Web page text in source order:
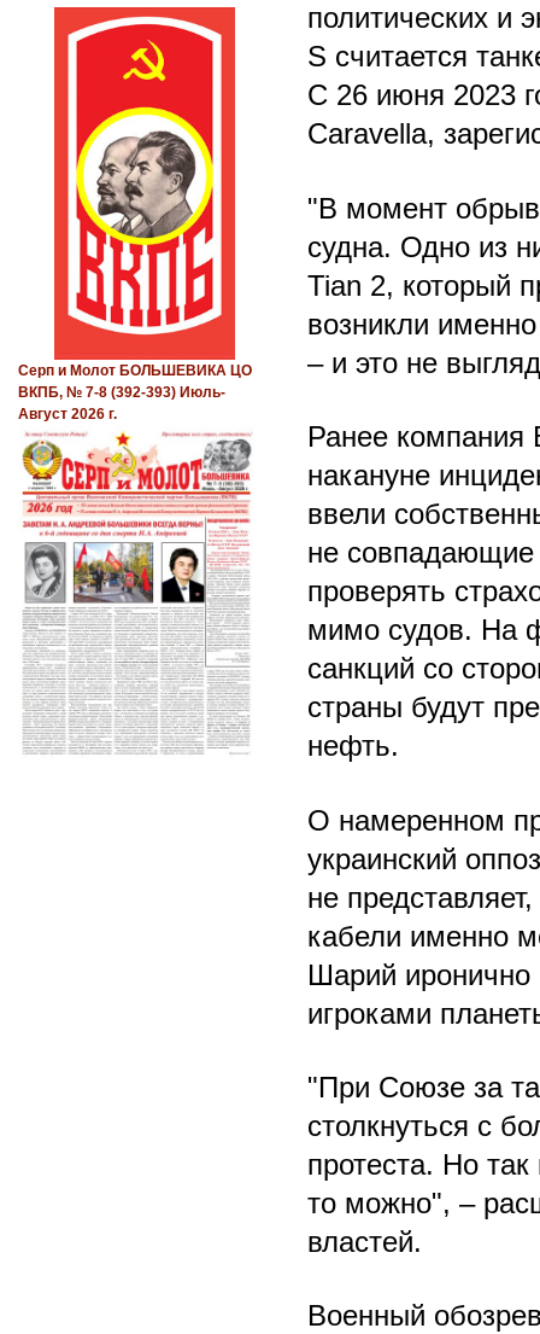
политических и
S считается
С 26 июня 2023
Caravella,
"В момент
судна. Одно из
Tian 2, который
возникли
– и это не
Ранее компания
накануне
ввели
не совпадающие
проверять
мимо судов. На
санкций со
страны будут
нефть.
О намеренном
украинский
не
кабели именно
Шарий иронично
игроками
"При Союзе за
столкнуться с
протеста. Но
то можно", –
властей.
Военный
Серп и Молот БОЛЬШЕВИКА ЦО
ВКПБ, № 7-8 (392-393) Июль-
Август 2026 г.